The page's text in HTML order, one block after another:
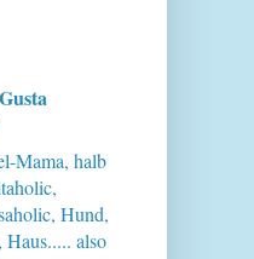
Mama, halb
Hund,
also